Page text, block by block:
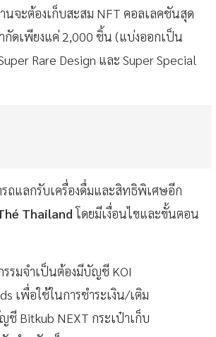
านจะต้องเก็บสะสม NFT คอลเลคชันสุด
ดเพียงแค่ 2,000 ชิ้น (แบ่งออกเป็น
Rare Design และ Super Special
รถแลกรับเครื่องดื่มและสิทธิพิเศษอีก
Thailandโดยมีเงื่อนไขและขั้นตอน
รรมจำเป็นต้องมีบัญชี KOI
เพื่อใช้ในการชำระเงิน/เติม
ชี Bitkub NEXT กระเป๋าเก็บ